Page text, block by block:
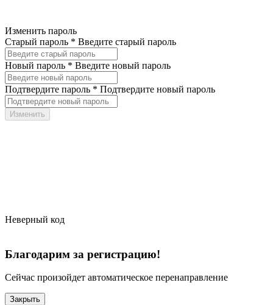
Изменить пароль
Старый пароль * Введите старый пароль
Новый пароль * Введите новый пароль
Подтвердите пароль * Подтвердите новый пароль
Неверный код
Благодарим за регистрацию!
Сейчас произойдет автоматическое перенаправление
Закрыть